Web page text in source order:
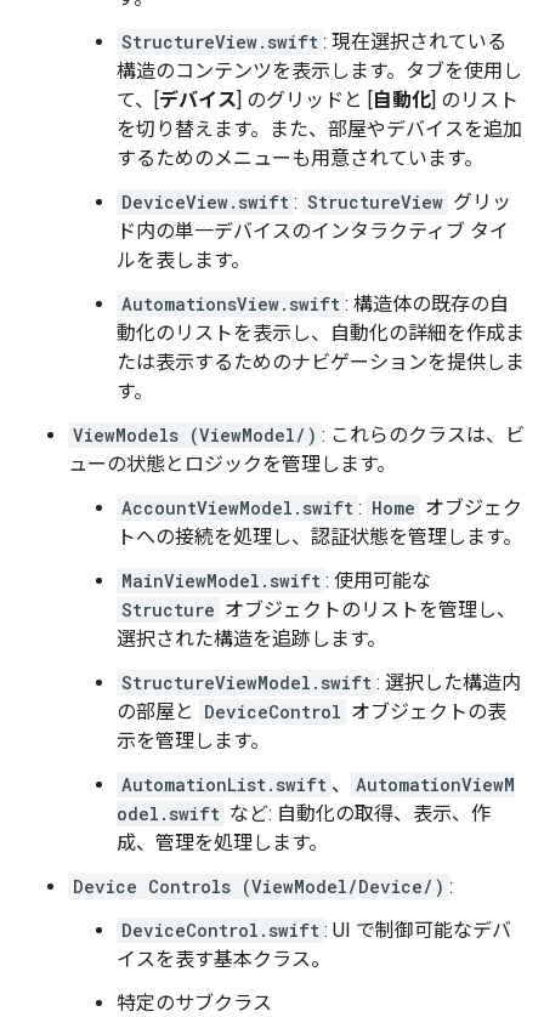
StructureView.swift : 現在選択されている
構造のコンテンツを表示します。タブを使用し
て、[ デバイス ] のグリッドと [ 自動化 ] のリスト
を切り替えます。また、部屋やデバイスを追加
するためのメニューも用意されています。
DeviceView.swift : StructureView グリッ
ド内の単一デバイスのインタラクティブ タイ
ルを表します。
AutomationsView.swift : 構造体の既存の自
動化のリストを表示し、自動化の詳細を作成ま
たは表示するためのナビゲーションを提供しま
す。
ViewModels (ViewModel/) : これらのクラスは、ビ
ューの状態とロジックを管理します。
AccountViewModel.swift : Home オブジェク
トへの接続を処理し、認証状態を管理します。
MainViewModel.swift : 使用可能な
Structure オブジェクトのリストを管理し、
選択された構造を追跡します。
StructureViewModel.swift : 選択した構造内
の部屋と
DeviceControl オブジェクトの表
示を管理します。
AutomationList.swift 、
AutomationViewM
odel.swift など: 自動化の取得、表示、作
成、管理を処理します。
Device Controls (ViewModel/Device/) :
DeviceControl.swift : UI で制御可能なデバ
イスを表す基本クラス。
特定のサブクラス